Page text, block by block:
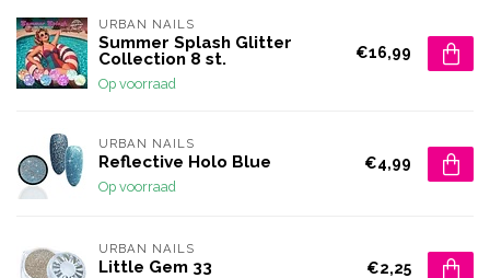
URBAN NAILS
Summer Splash Glitter
Collection 8 st.
Op voorraad
€16,99
URBAN NAILS
Reflective Holo Blue
Op voorraad
€4,99
URBAN NAILS
Little Gem 33 €2,25